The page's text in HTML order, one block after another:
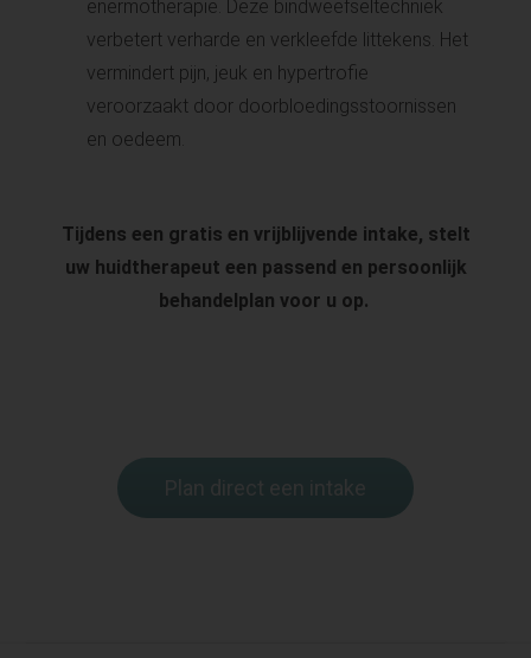
enermotherapie. Deze bindweefseltechniek
verbetert verharde en verkleefde littekens. Het
vermindert pijn, jeuk en hypertrofie
veroorzaakt door doorbloedingsstoornissen
en oedeem.
Tijdens een gratis en vrijblijvende intake, stelt
uw huidtherapeut een passend en persoonlijk
behandelplan voor u op.
Plan direct een intake